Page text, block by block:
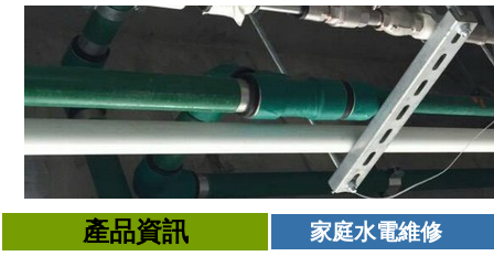
產品資訊 家庭水電維修